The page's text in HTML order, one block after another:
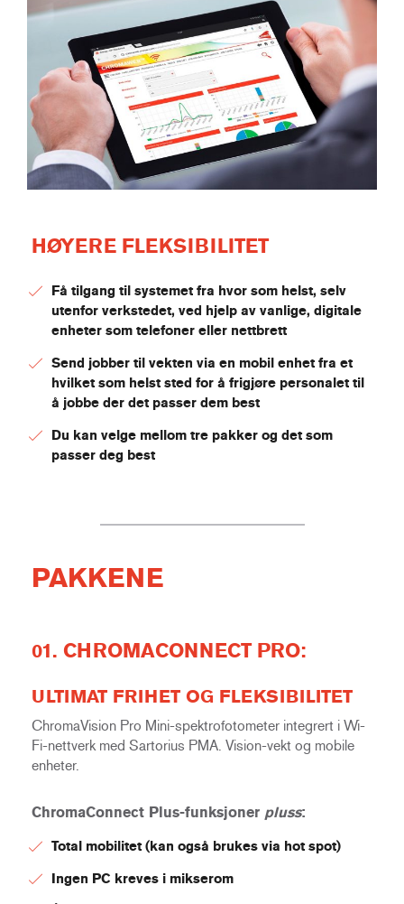
HØYERE FLEKSIBILITET
Få tilgang til systemet fra hvor som helst, selv
utenfor verkstedet, ved hjelp av vanlige, digitale
enheter som telefoner eller nettbrett
Send jobber til vekten via en mobil enhet fra et
hvilket som helst sted for å frigjøre personalet til
å jobbe der det passer dem best
Du kan velge mellom tre pakker og det som
passer deg best
PAKKENE
01. CHROMACONNECT PRO:
ULTIMAT FRIHET OG FLEKSIBILITET
ChromaVision Pro Mini-spektrofotometer integrert i Wi-
Fi-nettverk med Sartorius PMA. Vision-vekt og mobile
enheter.
ChromaConnect Plus-funksjoner pluss:
Total mobilitet (kan også brukes via hot spot)
Ingen PC kreves i mikserom